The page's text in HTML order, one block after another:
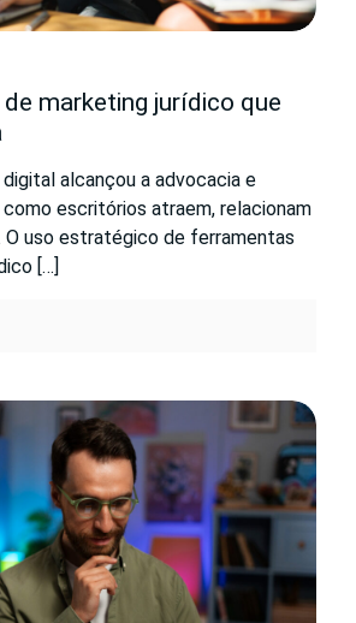
marketing jurídico que
alcançou a advocacia e
escritórios atraem, relacionam
uso estratégico de ferramentas
[…]